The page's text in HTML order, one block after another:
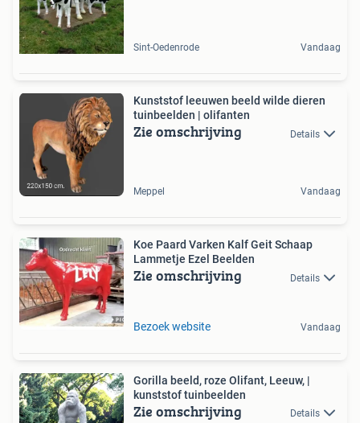
Sint-Oedenrode Vandaag
Kunststof leeuwen beeld wilde dieren
tuinbeelden | olifanten
Zie omschrijving Details
Meppel Vandaag
Koe Paard Varken Kalf Geit Schaap
Lammetje Ezel Beelden
Zie omschrijving Details
Bezoek website Vandaag
Gorilla beeld, roze Olifant, Leeuw, |
kunststof tuinbeelden
Zie omschrijving Details